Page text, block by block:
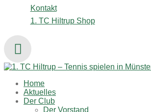
Kontakt
1. TC Hiltrup Shop
Home
Aktuelles
Der Club
Der Vorstand